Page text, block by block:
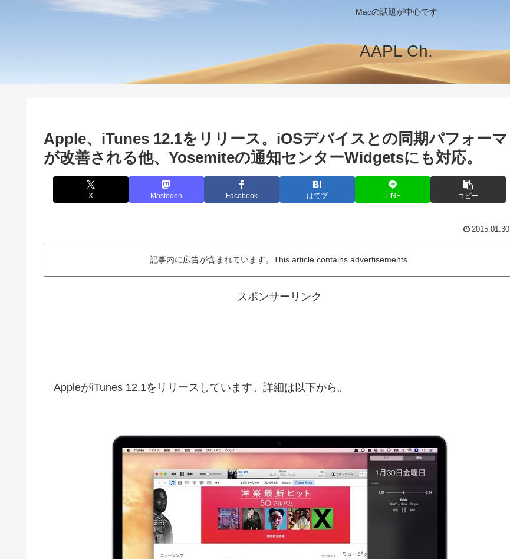
Macの話題が中心です
AAPL Ch.
Apple、iTunes 12.1をリリース。iOSデバイスとの同期パフォーマ
が改善される他、Yosemiteの通知センターWidgetsにも対応。
X Mastodon Facebook はてブ LINE コピー
2015.01.30
記事内に広告が含まれています。This article contains advertisements.
スポンサーリンク
AppleがiTunes 12.1をリリースしています。詳細は以下から。